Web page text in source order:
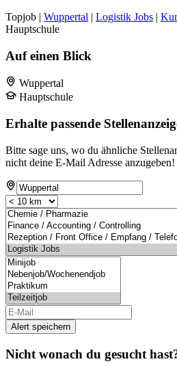
Topjob | Wuppertal | Logistik Jobs |
Hauptschule
Auf einen Blick
Wuppertal
Hauptschule
Erhalte passende
Bitte sage uns, wo du ähnliche
nicht deine E-Mail Adresse anzugeben!
Alert speichern
Nicht wonach du gesucht